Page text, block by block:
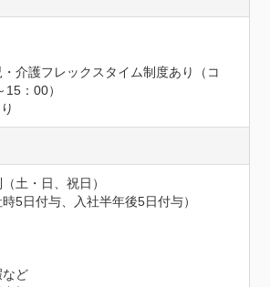
介護フレックスタイム制度あり（コ
：00）
土・日、祝日）
5日付与、入社半年後5日付与）
など